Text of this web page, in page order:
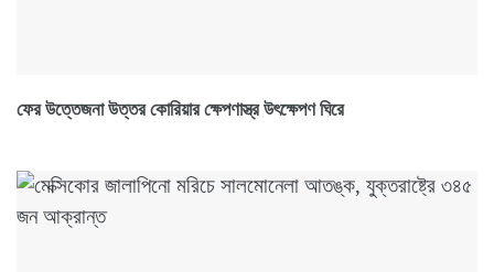
ফের উত্তেজনা উত্তর কোরিয়ার ক্ষেপণাস্ত্র উৎক্ষেপণ ঘিরে